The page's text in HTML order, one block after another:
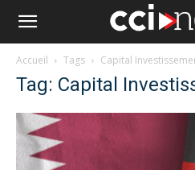
Accueil Tags Capital
Tag: Capital